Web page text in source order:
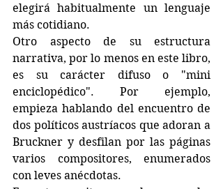
elegirá habitualmente un lenguaje
más cotidiano.
Otro aspecto de su estructura
narrativa, por lo menos en este libro,
es su carácter difuso o "mini
enciclopédico". Por ejemplo,
empieza hablando del encuentro de
dos políticos austríacos que adoran a
Bruckner y desfilan por las páginas
varios compositores, enumerados
con leves anécdotas.